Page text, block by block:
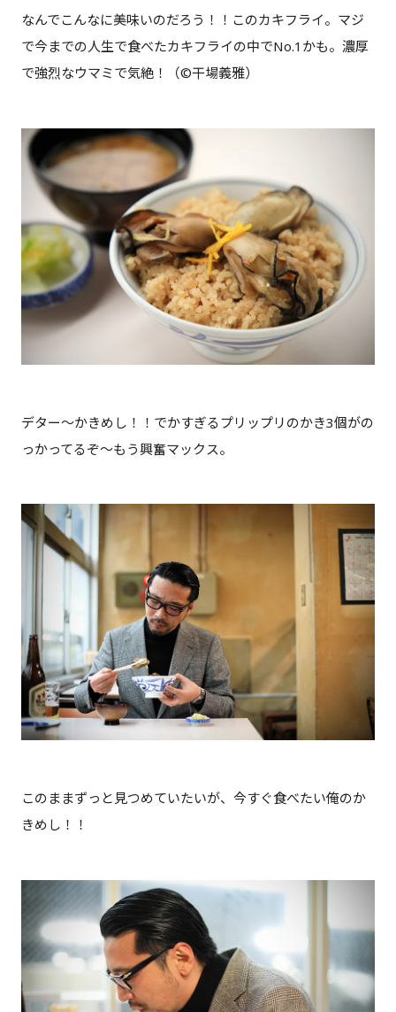
なんでこんなに美味いのだろう！！このカキフライ。マジ
で今までの人生で食べたカキフライの中でNo.1かも。濃厚
で強烈なウマミで気絶！（©干場義雅）
デター～かきめし！！でかすぎるプリップリのかき3個がの
っかってるぞ～もう興奮マックス。
このままずっと見つめていたいが、今すぐ食べたい俺のか
きめし！！